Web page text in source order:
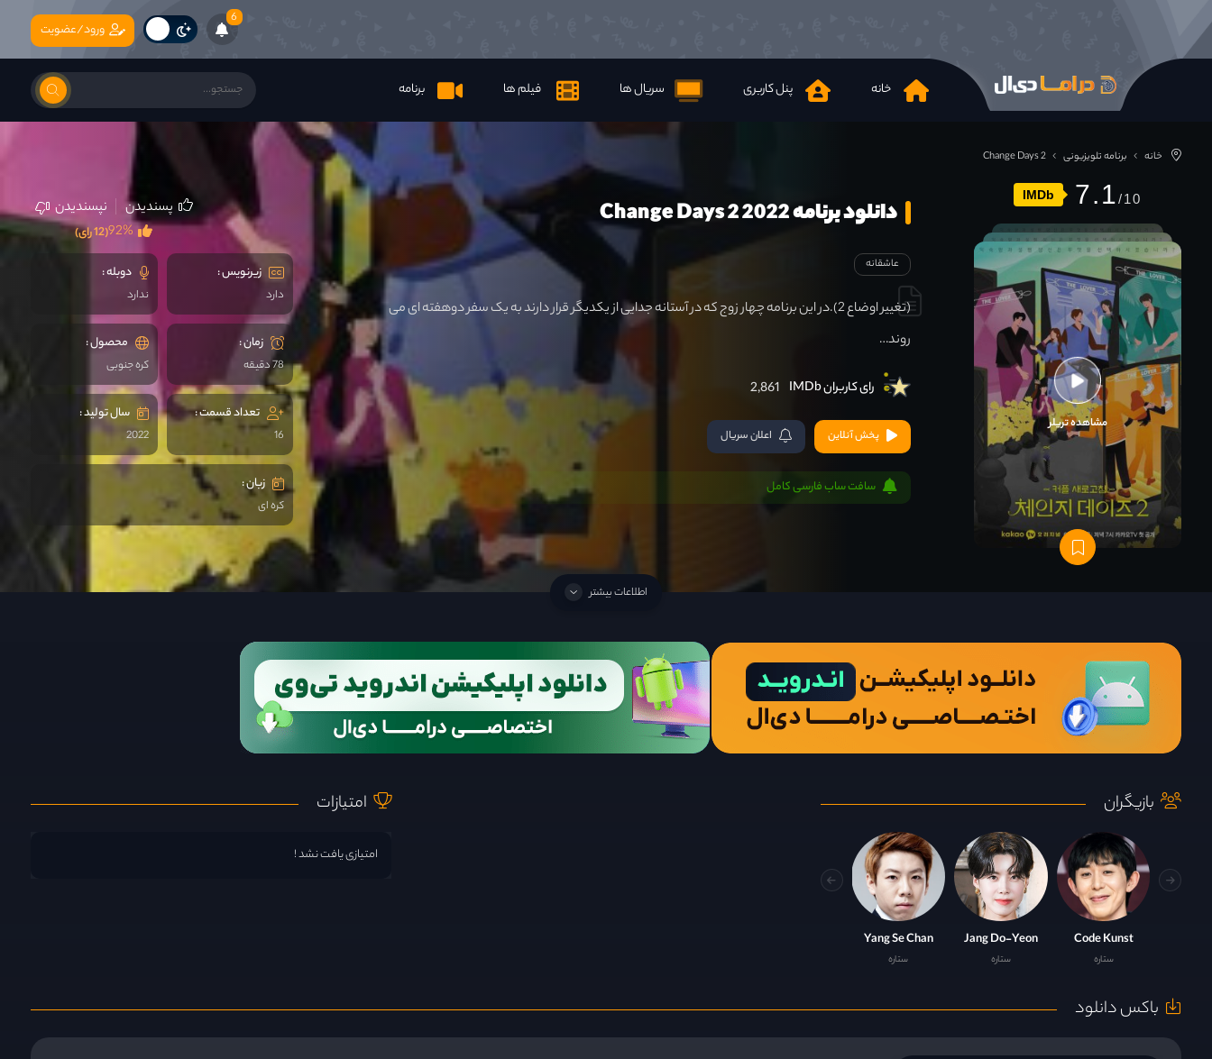
6
خانه پنل کاربری سریال ها فیلم ها برنامه
ورود/عضویت
خانه برنامه تلویزیونی Change Days 2
IMDb 7.1
مشاهده تریلر
دانلود برنامه Change Days 2 2022 پسندیدن نپسندیدن
(12 رای)92%
عاشقانه
(تغییر اوضاع 2).در این برنامه چهار زوج که در آستانه جدایی از یکدیگر قرار دارند به یک سفر دوهفته ای می
روند…
رای کاربران IMDb 2,861
پخش آنلاین اعلان سریال
سافت ساب فارسی کامل
زیرنویس :
دارد
دوبله :
ندارد
زمان :
78 دقیقه
محصول :
کره جنوبی
تعداد قسمت :
16
سال تولید :
2022
زبان :
کره ای
اطلاعات بیشتر
بازیگران
Code Kunst
ستاره
Jang Do-Yeon
ستاره
Yang Se Chan
ستاره
امتیازات
امتیازی یافت نشد !
باکس دانلود